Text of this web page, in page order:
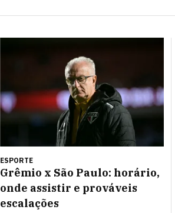
ESPORTE
Grêmio x São Paulo: horário,
onde assistir e prováveis
escalações